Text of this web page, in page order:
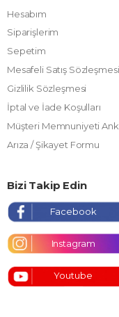
Hesabım
Siparişlerim
Sepetim
Mesafeli Satış Sözleşmesi
Gizlilik Sözleşmesi
İptal ve İade Koşulları
Müşteri Memnuniyeti
Arıza / Şikayet Formu
Bizi Takip Edin
Facebook
Instagram
Youtube